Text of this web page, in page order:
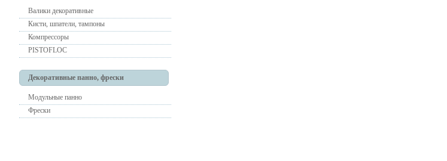
Валики декоративные
Кисти, шпатели, тампоны
Компрессоры
PISTOFLOC
Декоративные панно, фрески
Модульные панно
Фрески